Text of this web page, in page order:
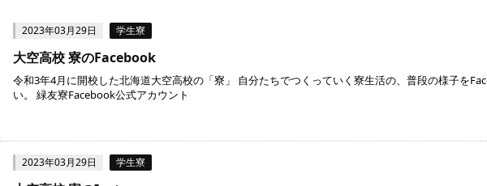
2023年03月29日 学生寮
大空高校 寮のFacebook
令和3年4月に開校した北海道大空高校の「寮」 自分たちでつくっていく寮生活の、普段の様子を
い。 緑友寮Facebook公式アカウント
2023年03月29日 学生寮